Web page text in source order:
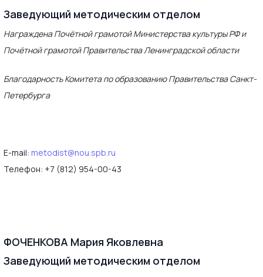
Заведующий методическим отделом
Награждена Почётной грамотой Министерства культуры РФ и
Почётной грамотой Правительства Ленинградской области
Благодарность Комитета по образованию Правительства Санкт-
Петербурга
E-mail: metodist@nou.spb.ru
Телефон: +7 (812) 954-00-43
ФОЧЕНКОВА Мария Яковлевна
Заведующий методическим отделом